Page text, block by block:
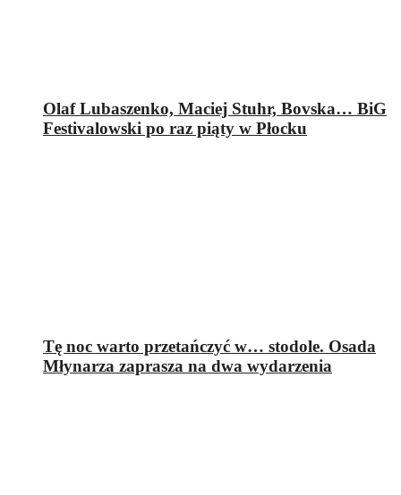
Olaf Lubaszenko, Maciej Stuhr, Bovska… BiG
Festivalowski po raz piąty w Płocku
Tę noc warto przetańczyć w… stodole. Osada
Młynarza zaprasza na dwa wydarzenia